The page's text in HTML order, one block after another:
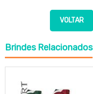
VOLTAR
BrindesRelacionados